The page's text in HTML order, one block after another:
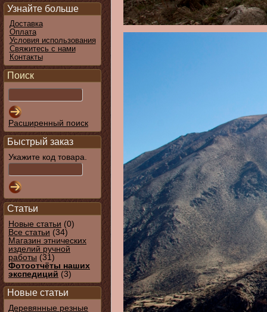
Узнайте больше
Доставка
Оплата
Условия использования
Свяжитесь с нами
Контакты
Поиск
Расширенный поиск
Быстрый заказ
Укажите код товара.
Статьи
Новые статьи (0)
Все статьи (34)
Магазин этнических
изделий ручной
работы (31)
Фотоотчёты наших
экспедиций (3)
Новые статьи
Деревянные резные